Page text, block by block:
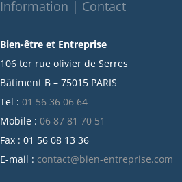
octobre 2021
juillet 2021
juin 2021
mai 2021
avril 2021
mars 2021
février 2021
Information | Contact
Bien-être et Entreprise
106 ter rue olivier de Serres
Bâtiment B – 75015 PARIS
Tel : 01 56 36 06 64
Mobile : 06 87 81 70 51
Fax : 01 56 08 13 36
E-mail : contact@bien-entreprise.com